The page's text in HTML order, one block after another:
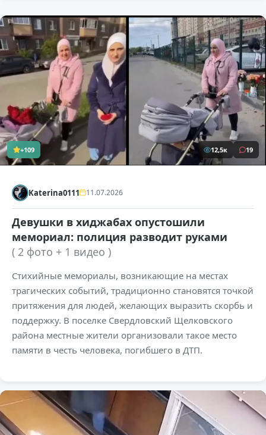
+109 12,5к 19
Katerina0111 11.07.2026
Девушки в хиджабах опустошили
мемориал: полиция разводит руками
( 2 фото + 1 видео )
Стихийные мемориалы, возникающие на местах
трагических событий, традиционно становятся точкой
притяжения для людей, желающих выразить скорбь и
поддержку. В поселке Свердловский Щелковского
района местные жители организовали такое место
памяти в честь человека, погибшего в ДТП.